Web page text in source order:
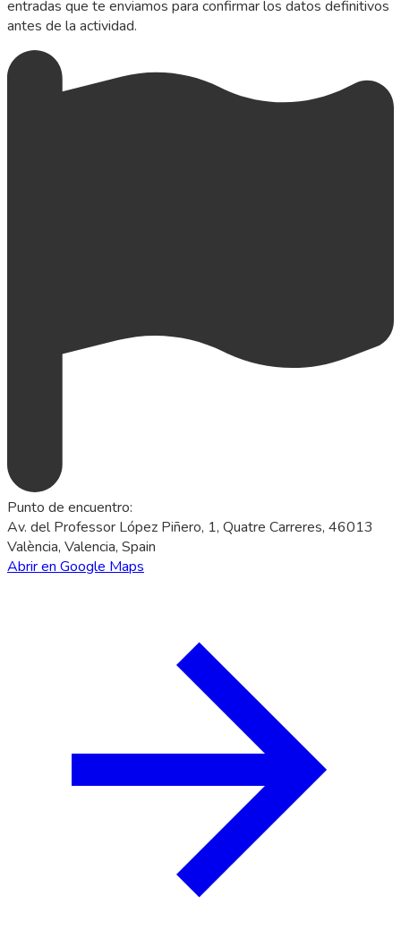
entradas que te enviamos para confirmar los datos definitivos
antes de la actividad.
Punto de encuentro:
Av. del Professor López Piñero, 1, Quatre Carreres, 46013
València, Valencia, Spain
Abrir en Google Maps